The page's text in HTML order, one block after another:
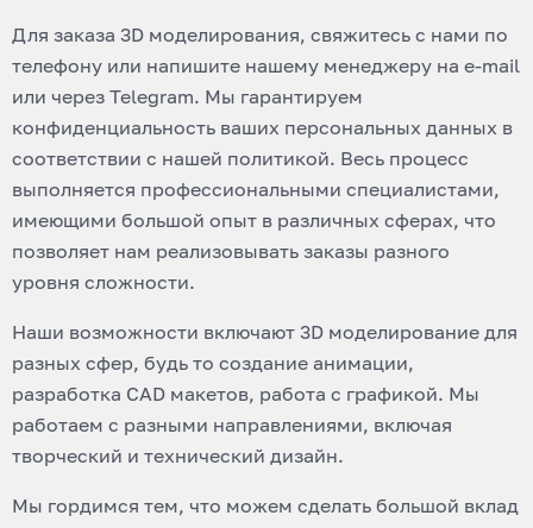
Для заказа 3D моделирования, свяжитесь с нами по
телефону или напишите нашему менеджеру на e-mail
или через Telegram. Мы гарантируем
конфиденциальность ваших персональных данных в
соответствии с нашей политикой. Весь процесс
выполняется профессиональными специалистами,
имеющими большой опыт в различных сферах, что
позволяет нам реализовывать заказы разного
уровня сложности.
Наши возможности включают 3D моделирование для
разных сфер, будь то создание анимации,
разработка CAD макетов, работа с графикой. Мы
работаем с разными направлениями, включая
творческий и технический дизайн.
Мы гордимся тем, что можем сделать большой вклад